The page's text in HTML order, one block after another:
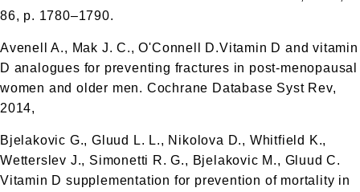
86, p. 1780–1790.
Avenell A., Mak J. C., O'Connell D.Vitamin D and vitamin
D analogues for preventing fractures in post-menopausal
women and older men. Cochrane Database Syst Rev,
2014,
Bjelakovic G., Gluud L. L., Nikolova D., Whitfield K.,
Wetterslev J., Simonetti R. G., Bjelakovic M., Gluud C.
Vitamin D supplementation for prevention of mortality in